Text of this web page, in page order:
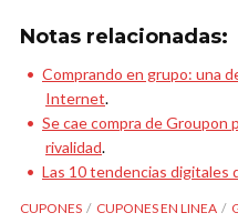
Notas relacionadas:
Comprando en grupo: una
Internet.
Se cae compra de Groupon
rivalidad.
Las 10 tendencias digitales
CUPONES CUPONES EN LINEA